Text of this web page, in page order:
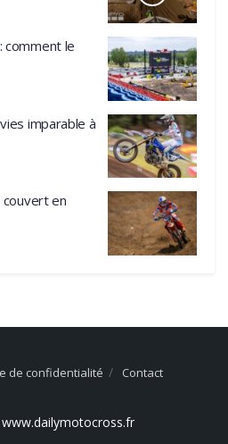
comment le
imparable à
couvert en
de confidentialité Contact